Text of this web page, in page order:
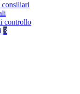
controllo
3